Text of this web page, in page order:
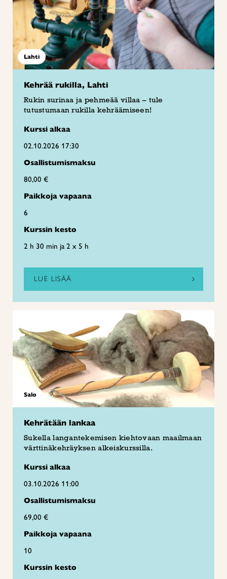
Lahti
Kehrää rukilla, Lahti
Rukin surinaa ja pehmeää villaa – tule
tutustumaan rukilla kehräämiseen!
Kurssi alkaa
02.10.2026 17:30
Osallistumismaksu
80,00 €
Paikkoja vapaana
6
Kurssin kesto
2 h 30 min ja 2 x 5 h
LUE LISÄÄ
Salo
Kehrätään lankaa
Sukella langantekemisen kiehtovaan maailmaan
värttinäkehräyksen alkeiskurssilla.
Kurssi alkaa
03.10.2026 11:00
Osallistumismaksu
69,00 €
Paikkoja vapaana
10
Kurssin kesto